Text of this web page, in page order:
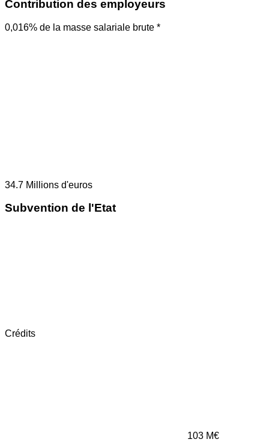
Contribution des employeurs
0,016% de la masse salariale brute *
34.7 Millions d'euros
Subvention de l'Etat
Crédits
103 M€